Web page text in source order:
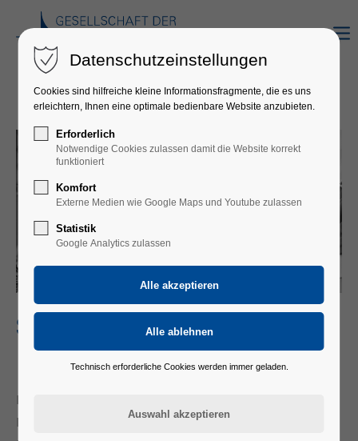
SEBASTIAN SCHNITZER | DIE NOWAK
Mit Sebastian Schnitzer eröffnet den Abend ein echter
Donaueschinger Lokalmatador! Der Tausendsassa aus dem
Datenschutzeinstellungen
Cookies sind hilfreiche kleine Informationsfragmente, die es uns
erleichtern, Ihnen eine optimale bedienbare Website anzubieten.
Erforderlich
Notwendige Cookies zulassen damit die Website korrekt
funktioniert
Komfort
Externe Medien wie Google Maps und Youtube zulassen
Statistik
Google Analytics zulassen
Technisch erforderliche Cookies werden immer geladen.